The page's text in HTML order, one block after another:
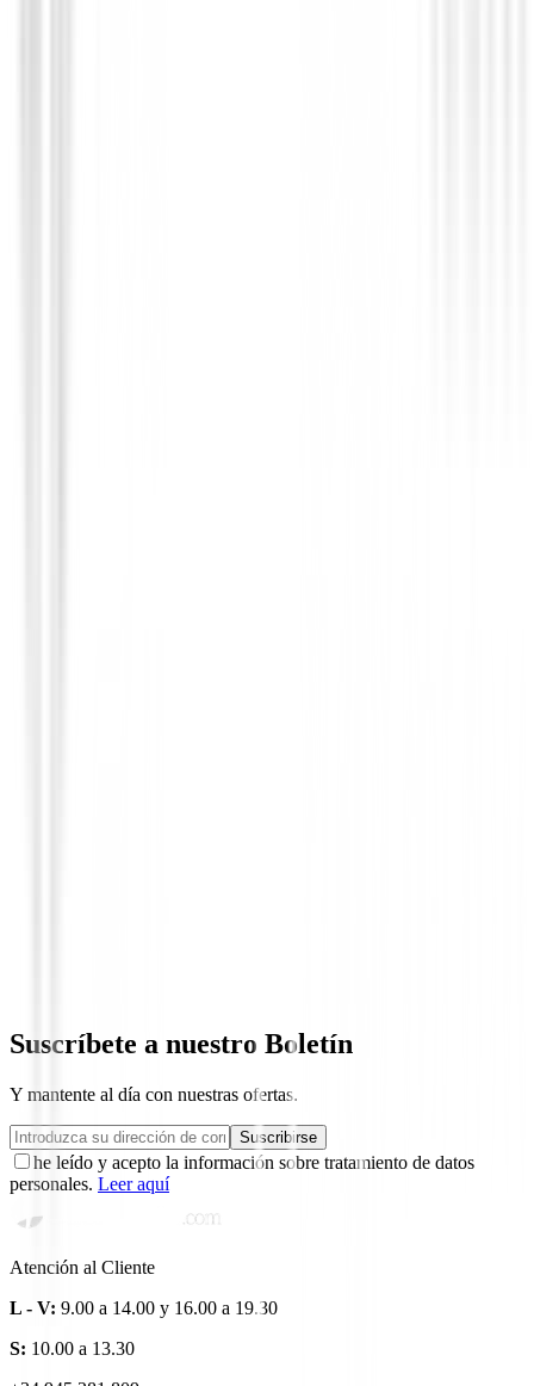
Suscríbete a nuestro Boletín
Y mantente al día con nuestras ofertas.
Suscribirse
he leído y acepto la información sobre tratamiento de datos
personales. Leer aquí
Atención al Cliente
L - V: 9.00 a 14.00 y 16.00 a 19.30
S: 10.00 a 13.30